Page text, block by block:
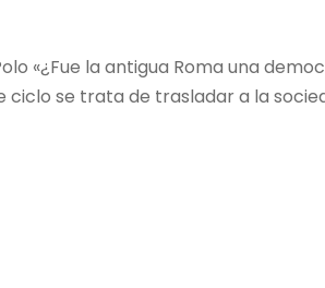
«¿Fue la antigua Roma una
se trata de trasladar a la